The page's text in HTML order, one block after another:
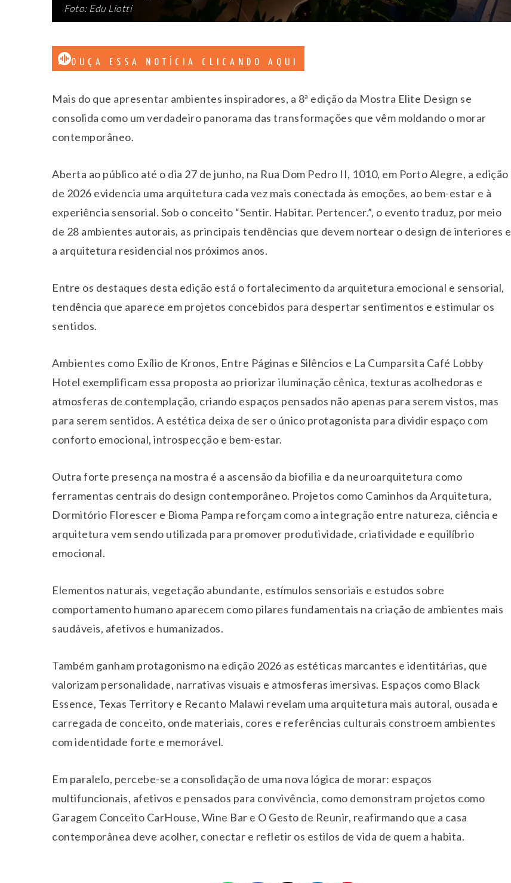
Foto: Edu Liotti
OUÇA ESSA NOTÍCIA CLICANDO AQUI
Mais do que apresentar ambientes inspiradores, a 8ª edição da Mostra Elite Design se
consolida como um verdadeiro panorama das transformações que vêm moldando o morar
contemporâneo.
Aberta ao público até o dia 27 de junho, na Rua Dom Pedro II, 1010, em Porto Alegre, a edição
de 2026 evidencia uma arquitetura cada vez mais conectada às emoções, ao bem-estar e à
experiência sensorial. Sob o conceito “Sentir. Habitar. Pertencer.”, o evento traduz, por meio
de 28 ambientes autorais, as principais tendências que devem nortear o design de interiores e
a arquitetura residencial nos próximos anos.
Entre os destaques desta edição está o fortalecimento da arquitetura emocional e sensorial,
tendência que aparece em projetos concebidos para despertar sentimentos e estimular os
sentidos.
Ambientes como Exílio de Kronos, Entre Páginas e Silêncios e La Cumparsita Café Lobby
Hotel exemplificam essa proposta ao priorizar iluminação cênica, texturas acolhedoras e
atmosferas de contemplação, criando espaços pensados não apenas para serem vistos, mas
para serem sentidos. A estética deixa de ser o único protagonista para dividir espaço com
conforto emocional, introspecção e bem-estar.
Outra forte presença na mostra é a ascensão da biofilia e da neuroarquitetura como
ferramentas centrais do design contemporâneo. Projetos como Caminhos da Arquitetura,
Dormitório Florescer e Bioma Pampa reforçam como a integração entre natureza, ciência e
arquitetura vem sendo utilizada para promover produtividade, criatividade e equilíbrio
emocional.
Elementos naturais, vegetação abundante, estímulos sensoriais e estudos sobre
comportamento humano aparecem como pilares fundamentais na criação de ambientes mais
saudáveis, afetivos e humanizados.
Também ganham protagonismo na edição 2026 as estéticas marcantes e identitárias, que
valorizam personalidade, narrativas visuais e atmosferas imersivas. Espaços como Black
Essence, Texas Territory e Recanto Malawi revelam uma arquitetura mais autoral, ousada e
carregada de conceito, onde materiais, cores e referências culturais constroem ambientes
com identidade forte e memorável.
Em paralelo, percebe-se a consolidação de uma nova lógica de morar: espaços
multifuncionais, afetivos e pensados para convivência, como demonstram projetos como
Garagem Conceito CarHouse, Wine Bar e O Gesto de Reunir, reafirmando que a casa
contemporânea deve acolher, conectar e refletir os estilos de vida de quem a habita.